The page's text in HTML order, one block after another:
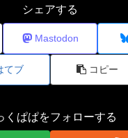
シェアする
Mastodon
てブ コピー
くぱぱをフォローする